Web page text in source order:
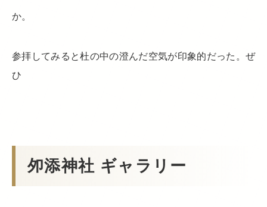
か。
参拝してみると杜の中の澄んだ空気が印象的だった。ぜ
ひ
夘添神社 ギャラリー